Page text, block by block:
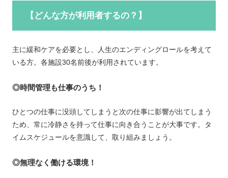
【どんな方が利用者するの？】
主に緩和ケアを必要とし、人生のエンディングロールを考えて
いる方。各施設30名前後が利用されています。
◎時間管理も仕事のうち！
ひとつの仕事に没頭してしまうと次の仕事に影響が出てしまう
ため、常に冷静さを持って仕事に向き合うことが大事です。タ
イムスケジュールを意識して、取り組みましょう。
◎無理なく働ける環境！